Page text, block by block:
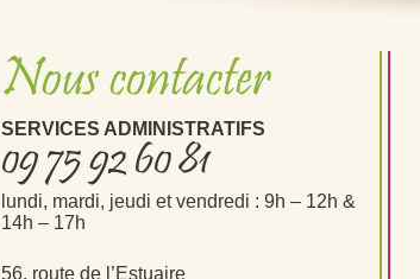
Nous contacter
SERVICES ADMINISTRATIFS
09 75 92 60 81
lundi, mardi, jeudi et vendredi : 9h – 12h &
14h – 17h
56, route de l’Estuaire